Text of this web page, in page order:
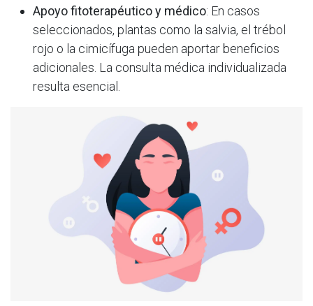
Apoyo fitoterapéutico y médico: En casos
seleccionados, plantas como la salvia, el trébol
rojo o la cimicífuga pueden aportar beneficios
adicionales. La consulta médica individualizada
resulta esencial.